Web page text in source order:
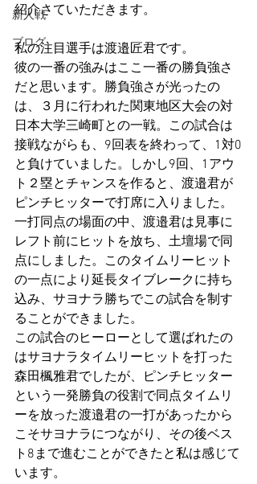
新人戦
ブログ
紹介さていただきます。
私の注目選手は渡邉匠君です。
彼の一番の強みはここ一番の勝負強さ
だと思います。勝負強さが光ったの
は、３月に行われた関東地区大会の対
日本大学三崎町との一戦。この試合は
接戦ながらも、9回表を終わって、1対0
と負けていました。しかし9回、1アウ
ト２塁とチャンスを作ると、渡邉君が
ピンチヒッターで打席に入りました。
一打同点の場面の中、渡邉君は見事に
レフト前にヒットを放ち、土壇場で同
点にしました。このタイムリーヒット
の一点により延長タイブレークに持ち
込み、サヨナラ勝ちでこの試合を制す
ることができました。
この試合のヒーローとして選ばれたの
はサヨナラタイムリーヒットを打った
森田楓雅君でしたが、ピンチヒッター
という一発勝負の役割で同点タイムリ
ーを放った渡邉君の一打があったから
こそサヨナラにつながり、その後ベス
ト8まで進むことができたと私は感じて
います。